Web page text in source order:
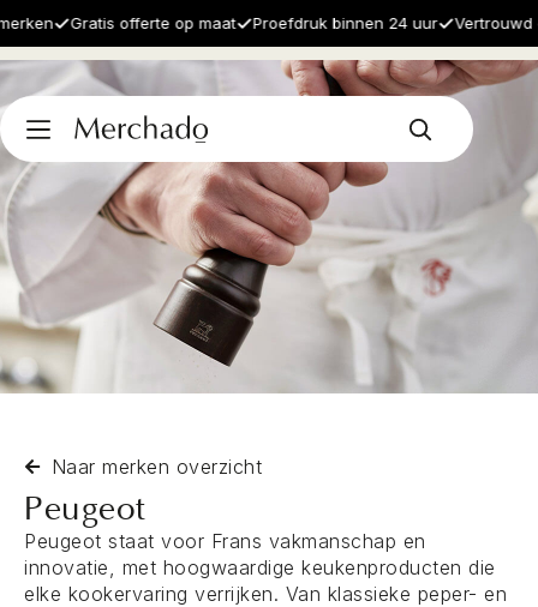
Gratis offerte op maat Proefdruk binnen 24 uur Vertrouwd
Naar merken overzicht
Peugeot
Peugeot staat voor Frans vakmanschap en
innovatie, met hoogwaardige keukenproducten die
elke kookervaring verrijken. Van klassieke peper- en